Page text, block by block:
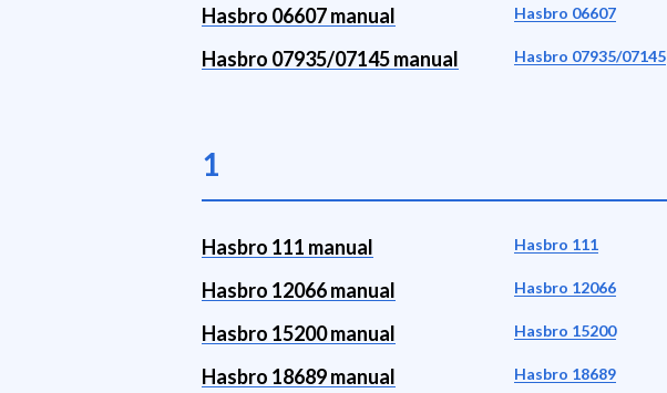
Hasbro 06607 manual Hasbro 06607
Hasbro 07935/07145 manual Hasbro 07935/07145
1
Hasbro 111 manual Hasbro 111
Hasbro 12066 manual Hasbro 12066
Hasbro 15200 manual Hasbro 15200
Hasbro 18689 manual Hasbro 18689